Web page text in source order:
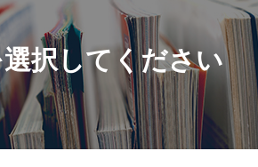
択してください